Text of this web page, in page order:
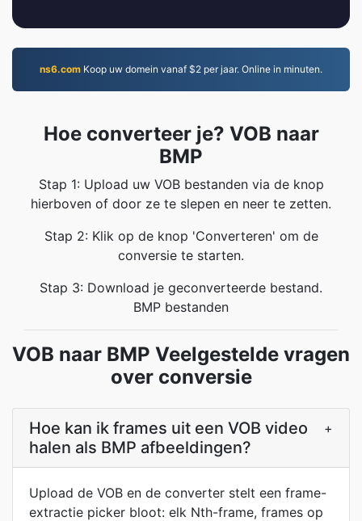
ns6.com Koop uw domein vanaf $2 per jaar. Online in minuten.
Hoe converteer je? VOB naar
BMP
Stap 1: Upload uw VOB bestanden via de knop
hierboven of door ze te slepen en neer te zetten.
Stap 2: Klik op de knop 'Converteren' om de
conversie te starten.
Stap 3: Download je geconverteerde bestand.
BMP bestanden
VOB naar BMP Veelgestelde vragen
over conversie
Hoe kan ik frames uit een VOB video
halen als BMP afbeeldingen?
+
Upload de VOB en de converter stelt een frame-
extractie picker bloot: elk Nth-frame, frames op